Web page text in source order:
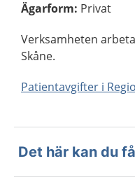
Ägarform: Privat
Verksamheten
Skåne.
Patientavgifter i
Det här kan du